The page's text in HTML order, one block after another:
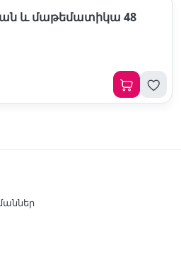
և մաթեմատիկա 48